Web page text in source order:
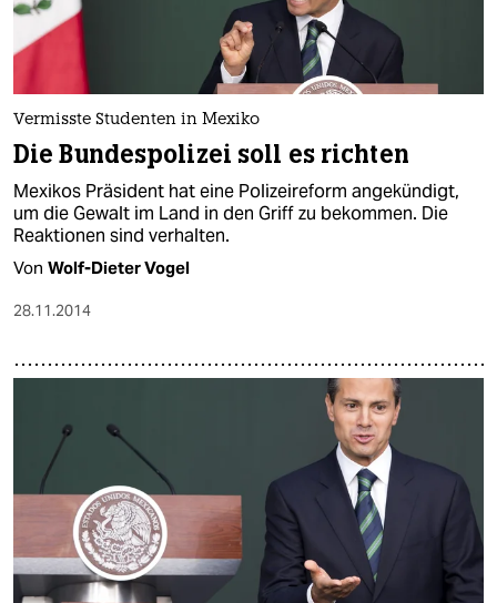
Vermisste Studenten in Mexiko
Die Bundespolizei soll es richten
Mexikos Präsident hat eine Polizeireform angekündigt,
um die Gewalt im Land in den Griff zu bekommen. Die
Reaktionen sind verhalten.
Von Wolf-Dieter Vogel
28.11.2014